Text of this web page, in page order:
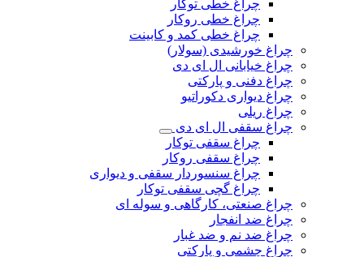
چراغ خطی توکار
چراغ خطی روکار
چراغ خطی کمد و کابینت
چراغ خورشیدی (سولار)
چراغ خیابانی ال ای دی
چراغ دفنی و پارکتی
چراغ دیواری دکوراتیو
چراغ ریلی
چراغ سقفی ال ای دی
چراغ سقفی توکار
چراغ سقفی روکار
چراغ سنسوردار سقفی و دیواری
چراغ گچی سقفی توکار
چراغ صنعتی، کارگاهی و سوله ای
چراغ ضد انفجار
چراغ ضد نم و ضد غبار
چراغ چشمی و پارکتی